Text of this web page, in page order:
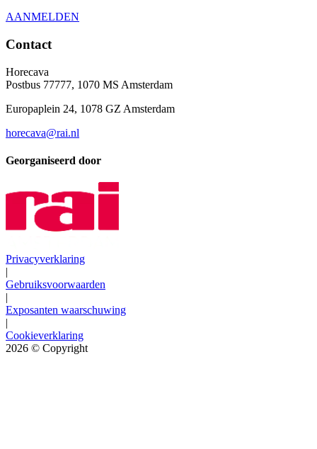
AANMELDEN
Contact
Horecava
Postbus 77777, 1070 MS Amsterdam
Europaplein 24, 1078 GZ Amsterdam
horecava@rai.nl
Georganiseerd door
Privacyverklaring
|
Gebruiksvoorwaarden
|
Exposanten waarschuwing
|
Cookieverklaring
2026 © Copyright